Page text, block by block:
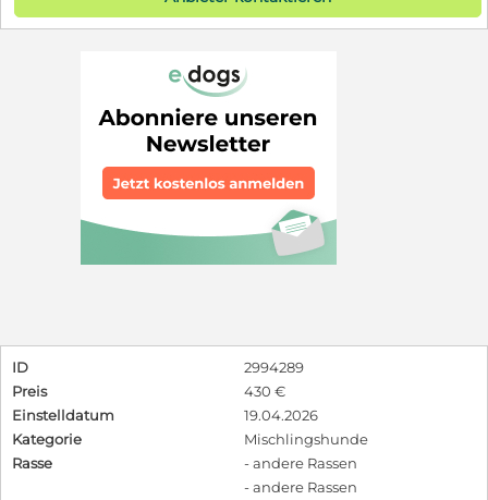
ID
2994289
Preis
430 €
Einstelldatum
19.04.2026
Kategorie
Mischlingshunde
Rasse
- andere Rassen
- andere Rassen